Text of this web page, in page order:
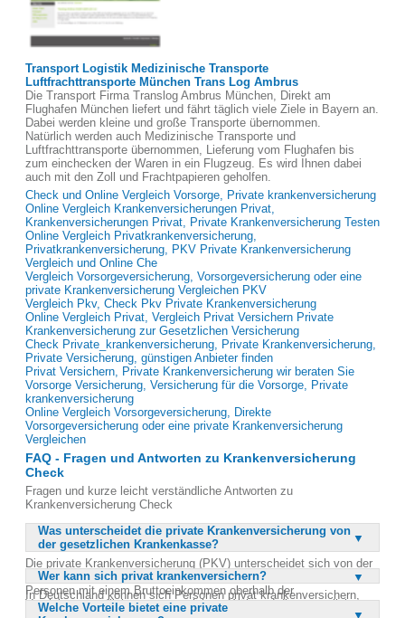
Transport Logistik Medizinische Transporte
Luftfrachttransporte München Trans Log Ambrus
Die Transport Firma Translog Ambrus München, Direkt am
Flughafen München liefert und fährt täglich viele Ziele in Bayern an.
Dabei werden kleine und große Transporte übernommen.
Natürlich werden auch Medizinische Transporte und
Luftfrachttransporte übernommen, Lieferung vom Flughafen bis
zum einchecken der Waren in ein Flugzeug. Es wird Ihnen dabei
auch mit den Zoll und Frachtpapieren geholfen.
Check und Online Vergleich Vorsorge, Private krankenversicherung
Online Vergleich Krankenversicherungen Privat,
Krankenversicherungen Privat, Private Krankenversicherung Testen
Online Vergleich Privatkrankenversicherung,
Privatkrankenversicherung, PKV Private Krankenversicherung
Vergleich und Online Che
Vergleich Vorsorgeversicherung, Vorsorgeversicherung oder eine
private Krankenversicherung Vergleichen PKV
Vergleich Pkv, Check Pkv Private Krankenversicherung
Online Vergleich Privat, Vergleich Privat Versichern Private
Krankenversicherung zur Gesetzlichen Versicherung
Check Private_krankenversicherung, Private Krankenversicherung,
Private Versicherung, günstigen Anbieter finden
Privat Versichern, Private Krankenversicherung wir beraten Sie
Vorsorge Versicherung, Versicherung für die Vorsorge, Private
krankenversicherung
Online Vergleich Vorsorgeversicherung, Direkte
Vorsorgeversicherung oder eine private Krankenversicherung
Vergleichen
FAQ - Fragen und Antworten zu Krankenversicherung
Check
Fragen und kurze leicht verständliche Antworten zu
Krankenversicherung Check
Was unterscheidet die private Krankenversicherung von
der gesetzlichen Krankenkasse?
Die private Krankenversicherung (PKV) unterscheidet sich von der
gesetzlichen Krankenkasse vor allem dadurch, dass sie nur
Personen mit einem Bruttoeinkommen oberhalb der
Versicherungspflichtgrenze versichert. Während die gesetzliche
Wer kann sich privat krankenversichern?
In Deutschland können sich Personen privat krankenversichern,
deren Bruttoeinkommen oberhalb der Versicherungspflichtgrenze
Welche Vorteile bietet eine private